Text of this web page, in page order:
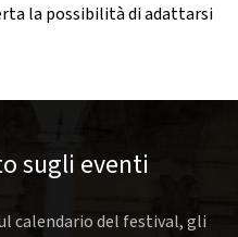
la possibilità di adattarsi
sugli eventi
calendario del festival, gli